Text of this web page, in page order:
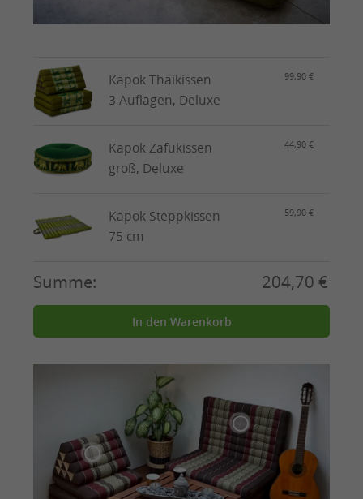
Kapok Thaikissen
3 Auflagen, Deluxe
99,90 €
Kapok Zafukissen
groß, Deluxe
44,90 €
Kapok Steppkissen
75 cm
59,90 €
Summe: 204,70 €
In den Warenkorb